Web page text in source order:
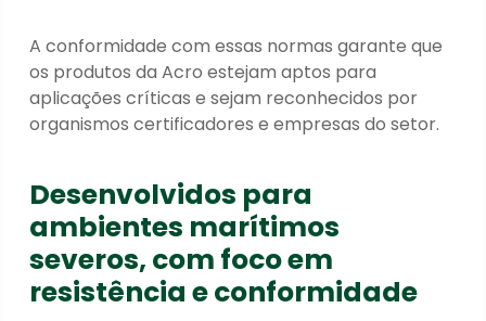
A conformidade com essas normas garante que
os produtos da Acro estejam aptos para
aplicações críticas e sejam reconhecidos por
organismos certificadores e empresas do setor.
Desenvolvidos para
ambientes marítimos
severos, com foco em
resistência e conformidade